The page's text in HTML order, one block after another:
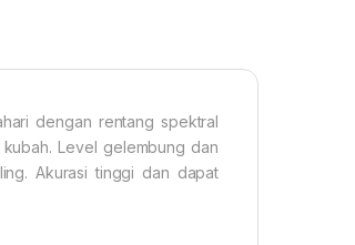
dengan rentang spektral
Level gelembung dan
Akurasi tinggi dan dapat